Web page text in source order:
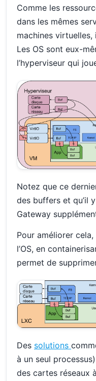
Comme les
dans les mêmes
machines virtuelles,
Les OS sont eux-
l’hyperviseur qui
Notez que ce
des buffers et qu’il
Gateway
Pour améliorer
l’OS, en
permet de
Des solutions
à un seul
des cartes réseaux